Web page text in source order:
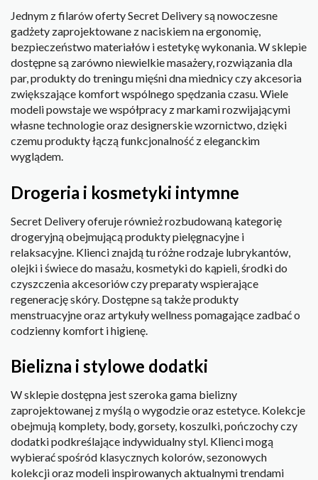
Jednym z filarów oferty Secret Delivery są nowoczesne
gadżety zaprojektowane z naciskiem na ergonomię,
bezpieczeństwo materiałów i estetykę wykonania. W sklepie
dostępne są zarówno niewielkie masażery, rozwiązania dla
par, produkty do treningu mięśni dna miednicy czy akcesoria
zwiększające komfort wspólnego spędzania czasu. Wiele
modeli powstaje we współpracy z markami rozwijającymi
własne technologie oraz designerskie wzornictwo, dzięki
czemu produkty łączą funkcjonalność z eleganckim
wyglądem.
Drogeria i kosmetyki intymne
Secret Delivery oferuje również rozbudowaną kategorię
drogeryjną obejmującą produkty pielęgnacyjne i
relaksacyjne. Klienci znajdą tu różne rodzaje lubrykantów,
olejki i świece do masażu, kosmetyki do kąpieli, środki do
czyszczenia akcesoriów czy preparaty wspierające
regenerację skóry. Dostępne są także produkty
menstruacyjne oraz artykuły wellness pomagające zadbać o
codzienny komfort i higienę.
Bielizna i stylowe dodatki
W sklepie dostępna jest szeroka gama bielizny
zaprojektowanej z myślą o wygodzie oraz estetyce. Kolekcje
obejmują komplety, body, gorsety, koszulki, pończochy czy
dodatki podkreślające indywidualny styl. Klienci mogą
wybierać spośród klasycznych kolorów, sezonowych
kolekcji oraz modeli inspirowanych aktualnymi trendami